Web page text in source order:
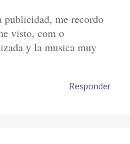
publicidad, me recordo
visto, com o
y la musica muy
Responder